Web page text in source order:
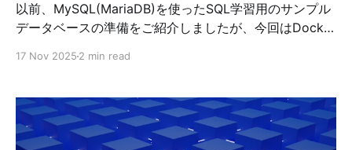
以前、MySQL(MariaDB)を使ったSQL学習用のサンプル
データベースの準備をご紹介しましたが、今回はDocker
はphpMyAdminを導入してWebブラウザ上でSQLの学習
ができるようにもしてみました。 1. 手順 大まかな手順
は下記の通りです。 (1) mariadb-employees というカ
17 Nov 2025 2 min read